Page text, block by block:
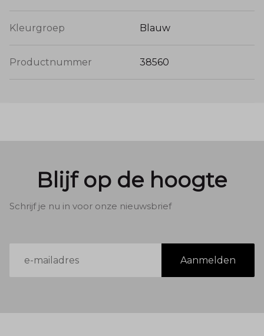
Kleurgroep Blauw
Productnummer 38560
Blijf op de hoogte
Schrijf je nu in voor onze nieuwsbrief
mailadres
Aanmelden